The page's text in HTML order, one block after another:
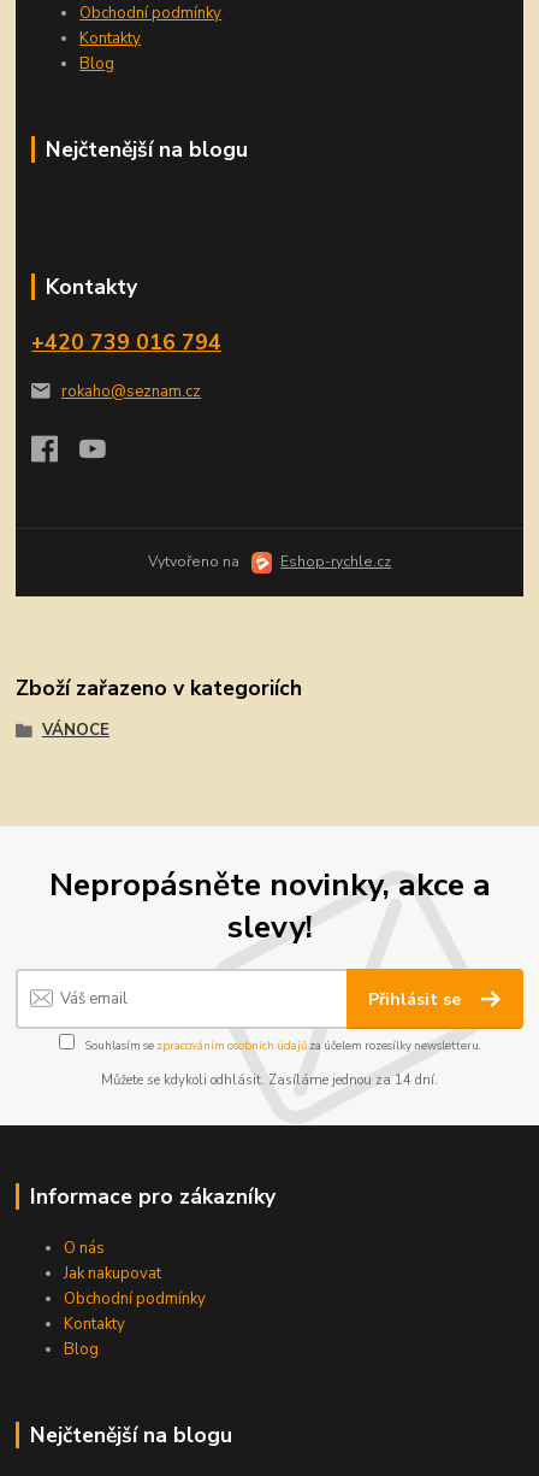
Obchodní podmínky
Kontakty
Blog
Nejčtenější na blogu
Kontakty
+420 739 016 794
rokaho@seznam.cz
Vytvořeno na Eshop-rychle.cz
Zboží zařazeno v kategoriích
VÁNOCE
Nepropásněte novinky, akce a
slevy!
Přihlásit se
Souhlasím se zpracováním osobních údajůza účelem rozesílky newsletteru.
Můžete se kdykoli odhlásit. Zasíláme jednou za 14 dní.
Informace pro zákazníky
O nás
Jak nakupovat
Obchodní podmínky
Kontakty
Blog
Nejčtenější na blogu